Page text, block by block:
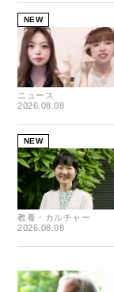
NEW
ニュース
2026.08.08
NEW
教養・カルチャー
2026.08.08